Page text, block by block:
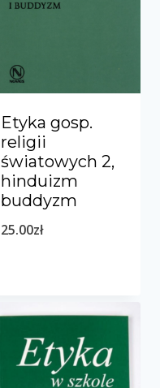
Etyka gosp.
religii
światowych 2,
hinduizm
buddyzm
25.00zł